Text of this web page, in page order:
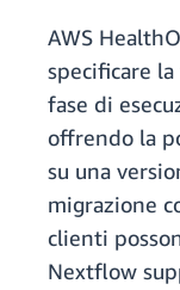
AWS
specificare
fase di
offrendo la
su una
migrazione
clienti
Nextflow